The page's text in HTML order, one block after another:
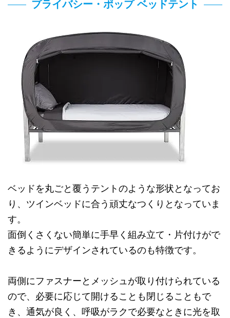
プライバシー・ポップ ベッドテント
ベッドを丸ごと覆うテントのような形状となってお
り、ツインベッドに合う頑丈なつくりとなっていま
す。
面倒くさくない簡単に手早く組み立て・片付けがで
きるようにデザインされているのも特徴です。
両側にファスナーとメッシュが取り付けられている
ので、必要に応じて開けることも閉じることもで
き、通気が良く、呼吸がラクで必要なときに光を取